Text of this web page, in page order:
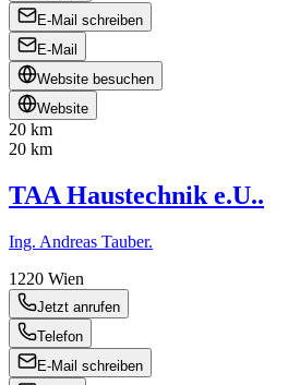
E-Mail schreiben
E-Mail
Website besuchen
Website
20 km
20 km
TAA Haustechnik e.U..
Ing. Andreas Tauber.
1220 Wien
Jetzt anrufen
Telefon
E-Mail schreiben